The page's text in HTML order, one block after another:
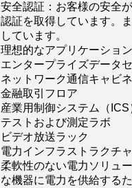
安全認証：お客様の安全
認証を取得しています。
しています。
理想的なアプリケーション
エンタープライズデータ
ネットワーク通信キャビ
金融取引フロア
産業用制御システム（ICS
テストおよび測定ラボ
ビデオ放送ラック
電力インフラストラクチ
柔軟性のない電力ソリュ
な機器に電力を供給する